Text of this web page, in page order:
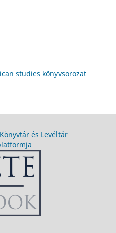
studies könyvsorozat
és Levéltár